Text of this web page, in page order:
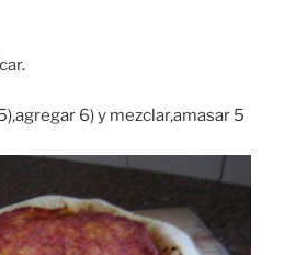
6) y mezclar,amasar 5